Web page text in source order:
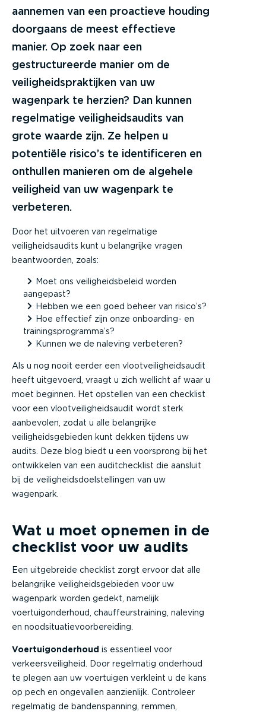
aannemen van een proactieve houding
doorgaans de meest effectieve
manier. Op zoek naar een
gestructureerde manier om de
veiligheidspraktijken van uw
wagenpark te herzien? Dan kunnen
regelmatige veiligheidsaudits van
grote waarde zijn. Ze helpen u
potentiële risico’s te identificeren en
onthullen manieren om de algehele
veiligheid van uw wagenpark te
verbeteren.
Door het uitvoeren van regelmatige
veiligheidsaudits kunt u belangrijke vragen
beantwoorden, zoals:
Moet ons veiligheidsbeleid worden
aangepast?
Hebben we een goed beheer van risico’s?
Hoe effectief zijn onze onboarding- en
trainingsprogramma’s?
Kunnen we de naleving verbeteren?
Als u nog nooit eerder een vlootveiligheidsaudit
heeft uitgevoerd, vraagt u zich wellicht af waar u
moet beginnen. Het opstellen van een checklist
voor een vlootveiligheidsaudit wordt sterk
aanbevolen, zodat u alle belangrijke
veiligheidsgebieden kunt dekken tijdens uw
audits. Deze blog biedt u een voorsprong bij het
ontwikkelen van een auditchecklist die aansluit
bij de veiligheidsdoelstellingen van uw
wagenpark.
Wat u moet opnemen in de
checklist voor uw audits
Een uitgebreide checklist zorgt ervoor dat alle
belangrijke veiligheidsgebieden voor uw
wagenpark worden gedekt, namelijk
voertuigonderhoud, chauffeurstraining, naleving
en noodsituatievoorbereiding.
Voertuigonderhoud is essentieel voor
verkeersveiligheid. Door regelmatig onderhoud
te plegen aan uw voertuigen verkleint u de kans
op pech en ongevallen aanzienlijk. Controleer
regelmatig de bandenspanning, remmen,